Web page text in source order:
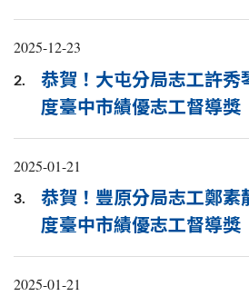
2025-12-23
2.
恭賀！大屯分局志工許秀
度臺中市績優志工督導獎
2025-01-21
3.
恭賀！豐原分局志工鄭素
度臺中市績優志工督導獎
2025-01-21